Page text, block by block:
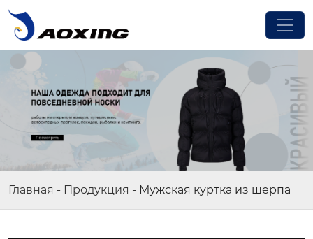
Главная - Продукция - Мужская куртка из шерпа